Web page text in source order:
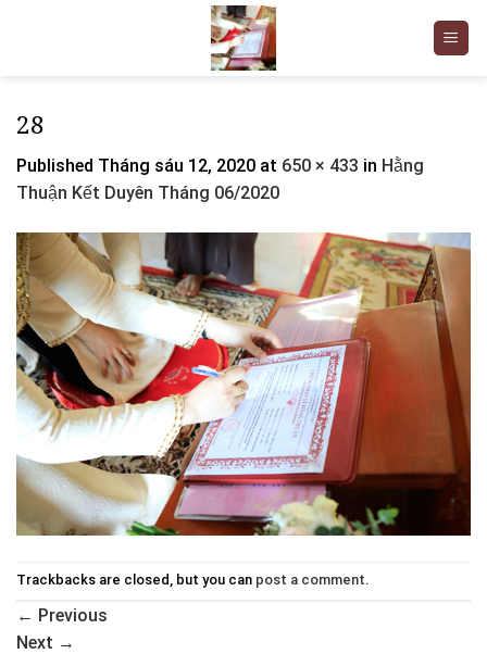
28
Published Tháng sáu 12, 2020 at 650 × 433 in Hằng
Thuận Kết Duyên Tháng 06/2020
Trackbacks are closed, but you can post a comment.
← Previous
Next →